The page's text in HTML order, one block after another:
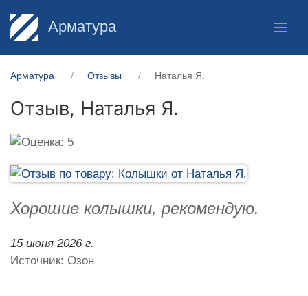
Арматура
Арматура Отзывы Наталья Я.
Отзыв, Наталья Я.
Хорошие колышки, рекомендую.
15 июня 2026 г.
Источник: Озон